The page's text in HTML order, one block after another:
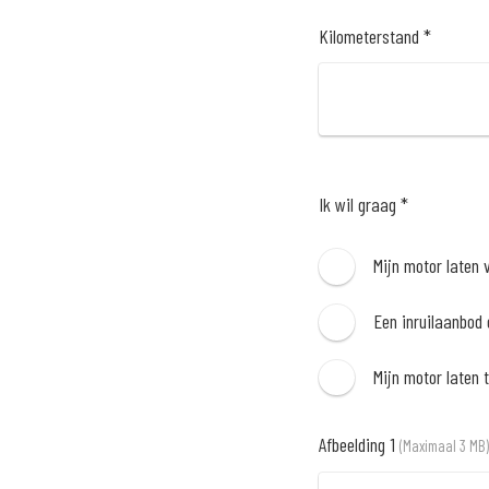
Kilometerstand *
Ik wil graag *
Mijn motor laten
Een inruilaanbod
Mijn motor laten
Afbeelding 1 (Maximaal 3 MB)